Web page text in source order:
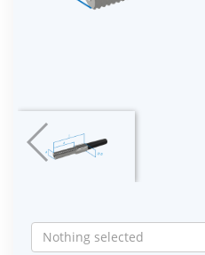
Nothing selected